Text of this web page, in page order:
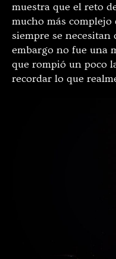
muestra que el reto
mucho más complejo
siempre se necesitan
embargo no fue una
que rompió un poco
recordar lo que